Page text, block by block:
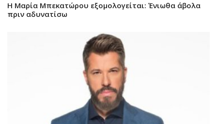
Η Μαρία Μπεκατώρου εξομολογείται: Ένιωθα άβολα
πριν αδυνατίσω